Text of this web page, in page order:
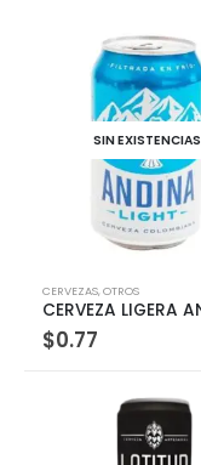
SIN EXISTENCIAS
CERVEZAS,OTROS
$0.77